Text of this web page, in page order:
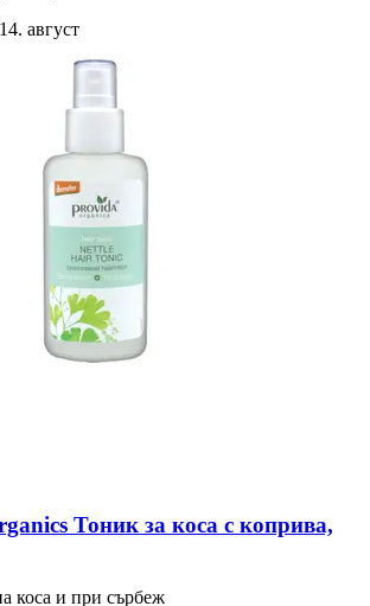
август
Тоник за коса с коприва,
коса и при сърбеж